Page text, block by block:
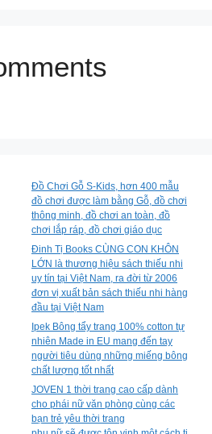
Đồ Chơi Gỗ S-Kids, hơn 400 mẫu
đồ chơi được làm bằng Gỗ, đồ chơi
thông minh, đồ chơi an toàn, đồ
chơi lắp ráp, đồ chơi giáo dục
Đinh Tị Books CÙNG CON KHÔN
LỚN là thương hiệu sách thiếu nhi
uy tín tại Việt Nam, ra đời từ 2006
đơn vị xuất bản sách thiếu nhi hàng
đầu tại Việt Nam
Ipek Bông tẩy trang 100% cotton tự
nhiên Made in EU mang đến tay
người tiêu dùng những miếng bông
chất lượng tốt nhất
JOVEN 1 thời trang cao cấp dành
cho phái nữ văn phòng cùng các
bạn trẻ yêu thời trang